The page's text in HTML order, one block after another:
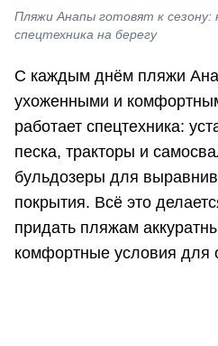
Пляжи Анапы готовят к сезону:
спецтехника на берегу
С каждым днём пляжи
ухоженными и
работает спецтехника:
песка, тракторы и
бульдозеры для
покрытия. Всё это
придать пляжам
комфортные условия для